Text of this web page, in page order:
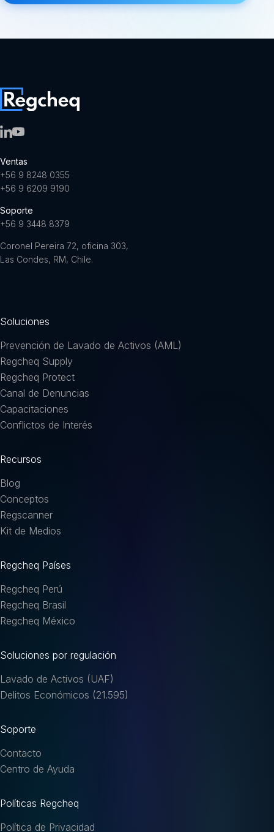
Ventas
+56 9 8248 0355
+56 9 6209 9190
Soporte
+56 9 3448 8379
Coronel Pereira 72, oficina 303,
Las Condes, RM, Chile.
Soluciones
Prevención de Lavado de Activos (AML)
Regcheq Supply
Regcheq Protect
Canal de Denuncias
Capacitaciones
Conflictos de Interés
Recursos
Blog
Conceptos
Regscanner
Kit de Medios
Regcheq Países
Regcheq Perú
Regcheq Brasil
Regcheq México
Soluciones por regulación
Lavado de Activos (UAF)
Delitos Económicos (21.595)
Soporte
Contacto
Centro de Ayuda
Políticas Regcheq
Política de Privacidad